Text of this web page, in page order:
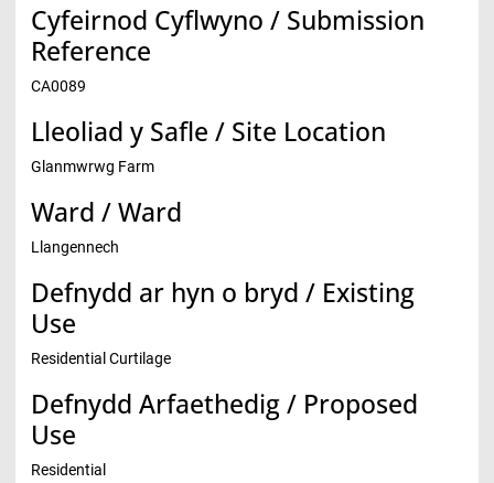
Cyfeirnod Cyflwyno / Submission
Reference
CA0089
Lleoliad y Safle / Site Location
Glanmwrwg Farm
Ward / Ward
Llangennech
Defnydd ar hyn o bryd / Existing
Use
Residential Curtilage
Defnydd Arfaethedig / Proposed
Use
Residential